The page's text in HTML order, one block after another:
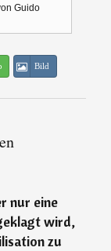
Guido
Bild
nur eine
wird,
zu